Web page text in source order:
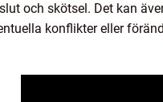
och skötsel. Det kan
konflikter eller